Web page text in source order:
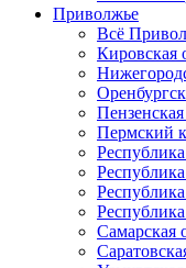
Приволжье
Всё
Кировская
Пензенская
Пермский
Самарская